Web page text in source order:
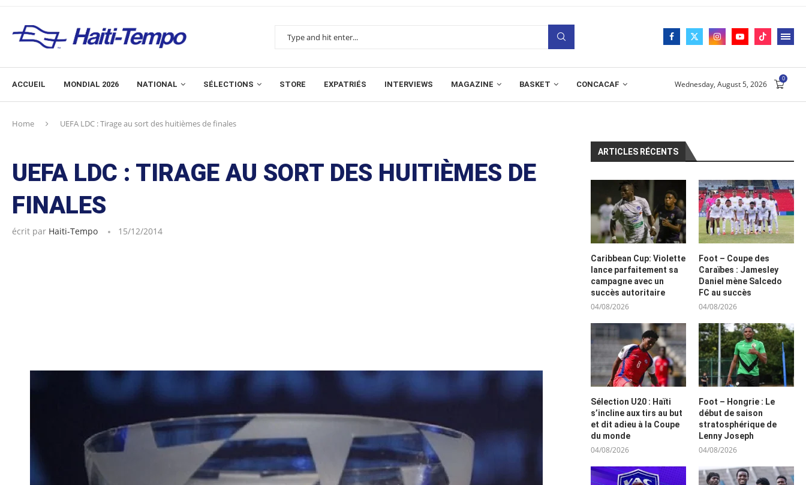
ACCUEIL MONDIAL 2026 NATIONAL SÉLECTIONS STORE EXPATRIÉS INTERVIEWS MAGAZINE BASKET CONCACAF Wednesday, August 5, 2026
0
Home UEFA LDC : Tirage au sort des huitièmes de finales
UEFA LDC : TIRAGE AU SORT DES HUITIÈMES DE
FINALES
écrit par Haiti-Tempo 15/12/2014
ARTICLES RÉCENTS
Caribbean Cup: Violette
lance parfaitement sa
campagne avec un
succès autoritaire
04/08/2026
Foot – Coupe des
Caraïbes : Jamesley
Daniel mène Salcedo
FC au succès
04/08/2026
Sélection U20 : Haïti
s’incline aux tirs au but
et dit adieu à la Coupe
du monde
04/08/2026
Foot – Hongrie : Le
début de saison
stratosphérique de
Lenny Joseph
04/08/2026